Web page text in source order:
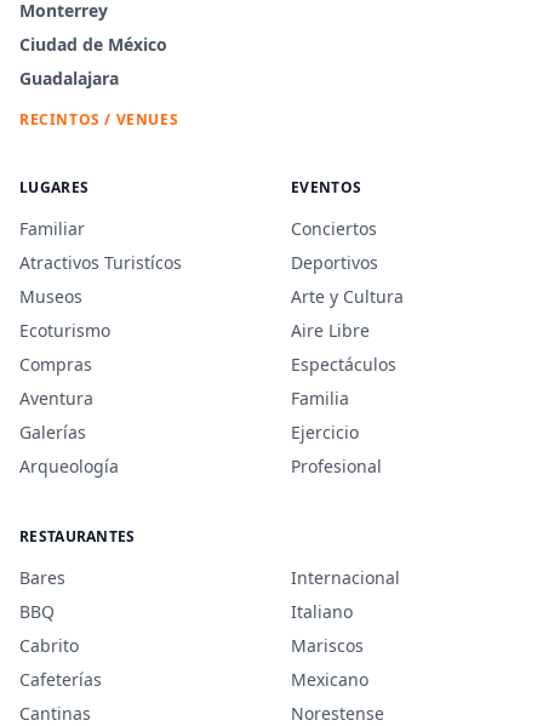
Monterrey
Ciudad de México
Guadalajara
RECINTOS / VENUES
LUGARES
Familiar
Atractivos Turistícos
Museos
Ecoturismo
Compras
Aventura
Galerías
Arqueología
EVENTOS
Conciertos
Deportivos
Arte y Cultura
Aire Libre
Espectáculos
Familia
Ejercicio
Profesional
RESTAURANTES
Bares
BBQ
Cabrito
Cafeterías
Cantinas
Internacional
Italiano
Mariscos
Mexicano
Norestense